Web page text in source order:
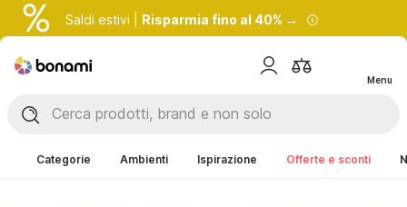
Saldi estivi | Risparmia fino al 40% →
Menu
Categorie Ambienti Ispirazione Offerte e sconti